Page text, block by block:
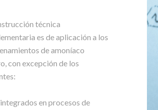
técnica
es de aplicación a los
de amoníaco
con excepción de los
en procesos de